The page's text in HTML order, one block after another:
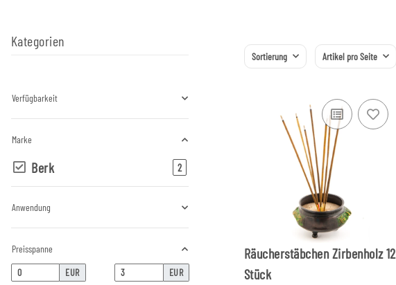
Sortierung Artikel pro Seite
Räucherstäbchen Zirbenholz 12
Stück
Kategorien
Verfügbarkeit
Marke
Berk 2Artikel gefunden
Anwendung
Preisspanne
EUR EUR